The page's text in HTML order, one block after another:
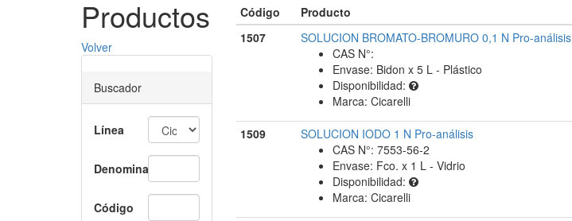
Productos
Volver
Buscador
Línea
Denominación
Código
Código
Producto
1507
SOLUCION BROMATO-BROMURO 0,1 N Pro-análisis
CAS N°:
Envase: Bidon x 5 L - Plástico
Disponibilidad:
Marca: Cicarelli
1509
SOLUCION IODO 1 N Pro-análisis
CAS N°: 7553-56-2
Envase: Fco. x 1 L - Vidrio
Disponibilidad:
Marca: Cicarelli